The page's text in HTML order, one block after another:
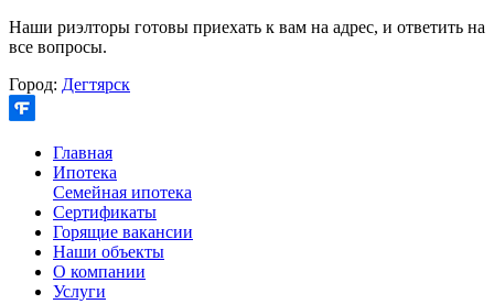
Наши риэлторы готовы приехать к вам на адрес, и ответить на
все вопросы.
Город: Дегтярск
Главная
Ипотека
Семейная ипотека
Сертификаты
Горящие вакансии
Наши объекты
О компании
Услуги